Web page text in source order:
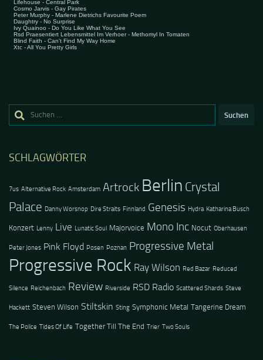
Suchen
SCHLAGWÖRTER
7us Alternative Rock Amsterdam Artrock Berlin Crystal
Palace Danny Worsnop Dire Straits Finnland Genesis Hydra Katharina Busch
Konzert Lenny Live Lunatic Soul Majorvoice Mono Inc Nocut Oberhausen
Peter Jones Pink Floyd Posen Poznan Progressive Metal
Progressive Rock Ray Wilson Red Bazar Reduced
Silence Reichenbach Review Riverside RSD Radio Scattered Shards Steve
Hackett Steven Wilson Stiltskin Sting Symphonic Metal Tangerine Dream
The Police Tides Of Life Together Till The End Trier Two Souls